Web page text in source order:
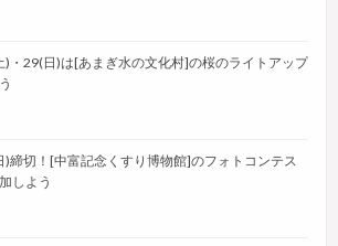
)・29(日)は[あまぎ水の文化村]の桜のライトアップ
締切！[中富記念くすり博物館]のフォトコンテス
しよう